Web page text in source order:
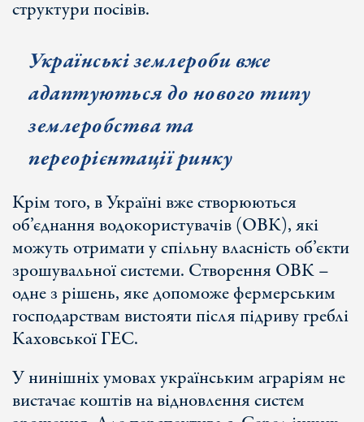
структури посівів.
Українські землероби вже
адаптуються до нового типу
землеробства та
переорієнтації ринку
Крім того, в Україні вже створюються
об’єднання водокористувачів (ОВК), які
можуть отримати у спільну власність об’єкти
зрошувальної системи. Створення ОВК –
одне з рішень, яке допоможе фермерським
господарствам вистояти після підриву греблі
Каховської ГЕС.
У нинішніх умовах українським аграріям не
вистачає коштів на відновлення систем